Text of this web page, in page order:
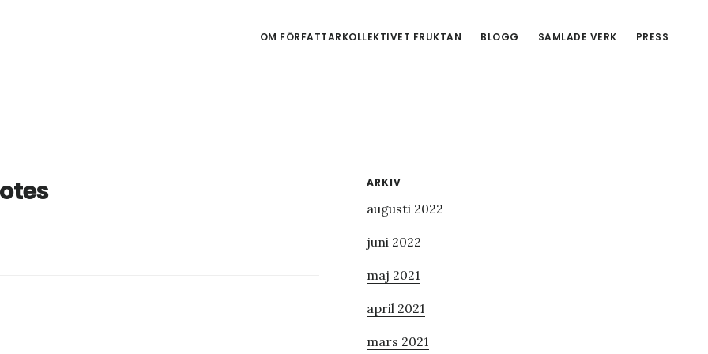
OM FÖRFATTARKOLLEKTIVET FRUKTAN BLOGG SAMLADE VERK PRESS
Primärt
sidofält
ARKIV
augusti 2022
juni 2022
maj 2021
april 2021
mars 2021